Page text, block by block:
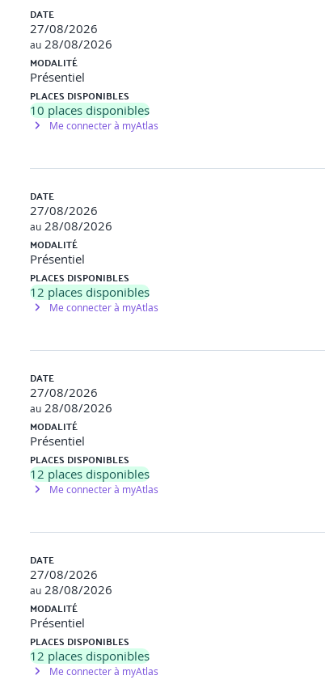
déchets, parking, comptage, etc.)
coût, etc.)
DATE
27/08/2026
au 28/08/2026
MODALITÉ
Présentiel
PLACES DISPONIBLES
10 places disponibles
Me connecter à myAtlas
DATE
27/08/2026
au 28/08/2026
MODALITÉ
Présentiel
PLACES DISPONIBLES
12 places disponibles
Me connecter à myAtlas
DATE
27/08/2026
au 28/08/2026
MODALITÉ
Présentiel
PLACES DISPONIBLES
12 places disponibles
Me connecter à myAtlas
DATE
27/08/2026
au 28/08/2026
MODALITÉ
Présentiel
PLACES DISPONIBLES
12 places disponibles
Me connecter à myAtlas